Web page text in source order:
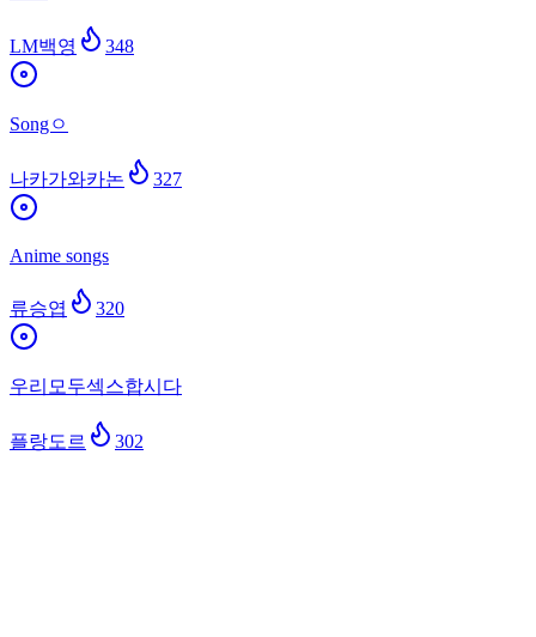
LM백영 348
Songㅇ
나카가와카논 327
Anime songs
류승엽 320
우리모두섹스합시다
플랑도르 302